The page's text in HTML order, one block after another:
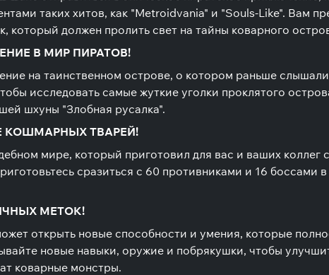
таких хитов, как "Metroidvania" и "Souls-Like". Вам
должен пролить свет на тайны коварного
В МИР ПИРАТОВ!
на таинственном острове, о котором раньше
исследовать самые жуткие уголки проклятого
шхуны "Злобная русалка".
КОШМАРНЫХ ТВАРЕЙ!
мире, который приготовил для вас и ваших
сразиться с 60 противниками и 16 боссами
МЕТОК!
открыть новые способности и умения, которые
новые навыки, оружие и побрякушки, чтобы
коварные монстры.